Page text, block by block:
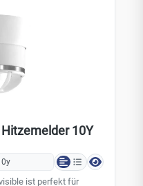
10Y
ist perfekt für